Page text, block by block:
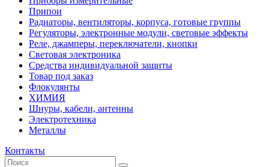
Припои
Радиаторы, вентиляторы, корпуса, готовые группы
Регуляторы, электронные модули, световые эффекты
Реле, джамперы, переключатели, кнопки
Световая электроника
Средства индивидуальной защиты
Товар под заказ
Флокулянты
ХИМИЯ
Шнуры, кабели, антенны
Электротехника
Металлы
Контакты